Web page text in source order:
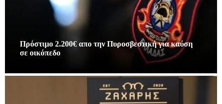
Πρόστιμο 2.200€ απο την Πυροσβεστική για καύση
σε οικόπεδο